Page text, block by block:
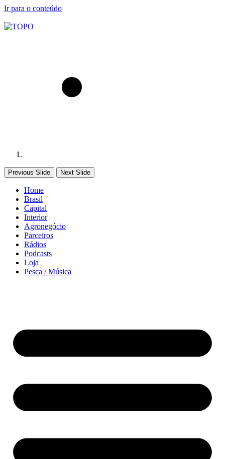
Ir para o conteúdo
Previous Slide Next Slide
Home
Brasil
Capital
Interior
Agronegócio
Parceiros
Rádios
Podcasts
Loja
Pesca / Música